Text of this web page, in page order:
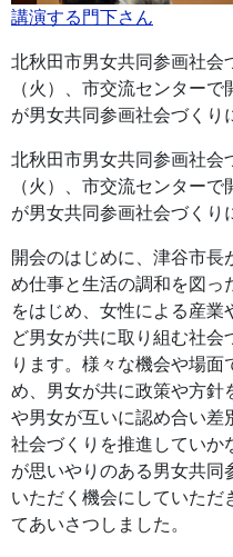
講演する門下さん
北秋田市男女共同参画社会
（火）、市交流センター
が男女共同参画社会づくり
北秋田市男女共同参画社会
（火）、市交流センター
が男女共同参画社会づくり
開会のはじめに、津谷市長
め仕事と生活の調和を図っ
をはじめ、女性による産業
ど男女が共に取り組む社会
ります。様々な機会や場
め、男女が共に政策や方針
や男女が互いに認め合い差
社会づくりを推進していか
が思いやりのある男女共同
いただく機会にしていただ
てあいさつしました。